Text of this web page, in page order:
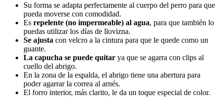
Su forma se adapta perfectamente al cuerpo del perro para que
pueda moverse con comodidad.
Es repelente (no impermeable) al agua, para que también lo
puedas utilizar los días de llovizna.
Se ajusta con velcro a la cintura para que le quede como un
guante.
La capucha se puede quitar ya que se agarra con clips al
cuello del abrigo.
En la zona de la espalda, el abrigo tiene una abertura para
poder agarrar la correa al arnés.
El forro interior, más clarito, le da un toque especial de color.